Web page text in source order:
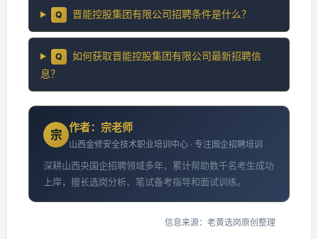
Q 晋能控股集团有限公司招聘条件是什么？
Q
如何获取晋能控股集团有限公司最新招聘信
息？
宗
作者：宗老师
山西金修安全技术职业培训中心 · 专注国企招聘培训
深耕山西央国企招聘领域多年，累计帮助数千名考生成功
上岸，擅长选岗分析、笔试备考指导和面试训练。
信息来源：老黄选岗原创整理